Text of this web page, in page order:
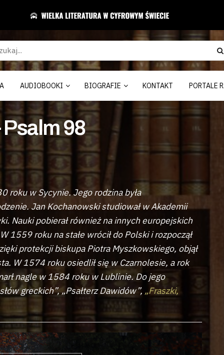
AUDIOBOOKI BIOGRAFIE KONTAKT PORTALE
98
roku w Sycynie. Jego rodzina była
Jan Kochanowski studiował w Akademii
Nauki pobierał również na innych europejskich
roku na stałe wrócił do Polski i rozpoczął
protekcji biskupa Piotra Myszkowskiego, objął
W 1574 roku osiedlił się w Czarnolesie, a rok
nagle w 1584 roku w Lublinie. Do jego
greckich”, „Psałterz Dawidów”, „Fraszki,